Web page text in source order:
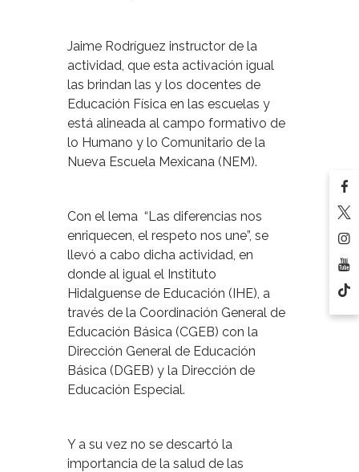
Jaime Rodríguez instructor de la
actividad, que esta activación igual
las brindan las y los docentes de
Educación Física en las escuelas y
está alineada al campo formativo de
lo Humano y lo Comunitario de la
Nueva Escuela Mexicana (NEM).
Con el lema “Las diferencias nos
enriquecen, el respeto nos une”, se
llevó a cabo dicha actividad, en
donde al igual el Instituto
Hidalguense de Educación (IHE), a
través de la Coordinación General de
Educación Básica (CGEB) con la
Dirección General de Educación
Básica (DGEB) y la Dirección de
Educación Especial.
Y a su vez no se descartó la
importancia de la salud de las